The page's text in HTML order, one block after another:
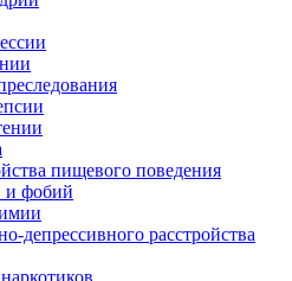
пищевого поведения
и фобий
депрессивного расстройства